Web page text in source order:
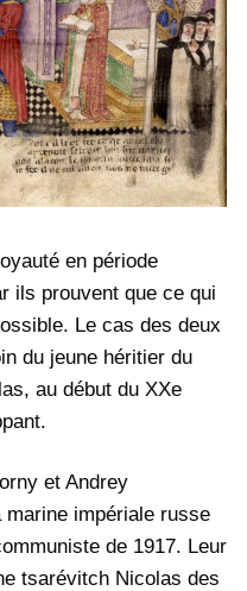
en période
ils prouvent que ce qui
Le cas des deux
du jeune héritier du
au début du XXe
et Andrey
impériale russe
de 1917. Leur
tsarévitch Nicolas des